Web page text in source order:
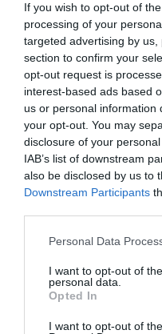
If you wish to opt-out of
processing of your
targeted advertising by
section to confirm your
opt-out request is
interest-based ads based
us or personal information
your opt-out. You may
disclosure of your
IAB’s list of downstream
also be disclosed by us to
Downstream Participants
Please note that this
not limited to your visit or
grant or deny consent to
use your data for below
consent section.
Personal Data
I want to opt-out of
personal data.
Opted In
I want to opt-out of